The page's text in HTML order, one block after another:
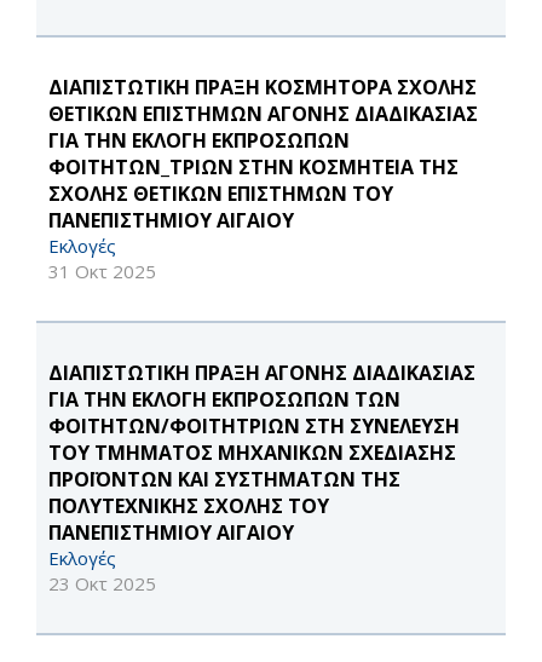
ΔΙΑΠΙΣΤΩΤΙΚΗ ΠΡΑΞΗ ΚΟΣΜΗΤΟΡΑ ΣΧΟΛΗΣ
ΘΕΤΙΚΩΝ ΕΠΙΣΤΗΜΩΝ ΑΓΟΝΗΣ ΔΙΑΔΙΚΑΣΙΑΣ
ΓΙΑ ΤΗΝ ΕΚΛΟΓΗ ΕΚΠΡΟΣΩΠΩΝ
ΦΟΙΤΗΤΩΝ_ΤΡΙΩΝ ΣΤΗΝ ΚΟΣΜΗΤΕΙΑ ΤΗΣ
ΣΧΟΛΗΣ ΘΕΤΙΚΩΝ ΕΠΙΣΤΗΜΩΝ ΤΟΥ
ΠΑΝΕΠΙΣΤΗΜΙΟΥ ΑΙΓΑΙΟΥ
Εκλογές
31 Οκτ 2025
ΔΙΑΠΙΣΤΩΤΙΚΗ ΠΡΑΞΗ ΑΓΟΝΗΣ ΔΙΑΔΙΚΑΣΙΑΣ
ΓΙΑ ΤΗΝ ΕΚΛΟΓΗ ΕΚΠΡΟΣΩΠΩΝ ΤΩΝ
ΦΟΙΤΗΤΩΝ/ΦΟΙΤΗΤΡΙΩΝ ΣΤΗ ΣΥΝΕΛΕΥΣΗ
ΤΟΥ ΤΜΗΜΑΤΟΣ ΜΗΧΑΝΙΚΩΝ ΣΧΕΔΙΑΣΗΣ
ΠΡΟΪΟΝΤΩΝ ΚΑΙ ΣΥΣΤΗΜΑΤΩΝ ΤΗΣ
ΠΟΛΥΤΕΧΝΙΚΗΣ ΣΧΟΛΗΣ ΤΟΥ
ΠΑΝΕΠΙΣΤΗΜΙΟΥ ΑΙΓΑΙΟΥ
Εκλογές
23 Οκτ 2025